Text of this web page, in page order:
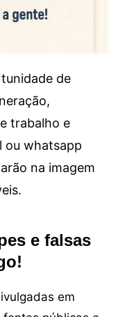
de
trabalho e
ou whatsapp
na imagem
e falsas
em